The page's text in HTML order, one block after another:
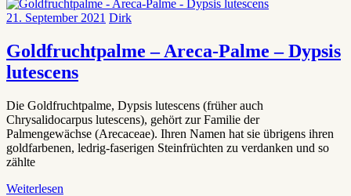
21. September 2021 Dirk
Goldfruchtpalme – Areca-Palme – Dypsis
lutescens
Die Goldfruchtpalme, Dypsis lutescens (früher auch
Chrysalidocarpus lutescens), gehört zur Familie der
Palmengewächse (Arecaceae). Ihren Namen hat sie übrigens ihren
goldfarbenen, ledrig-faserigen Steinfrüchten zu verdanken und so
zählte
Weiterlesen